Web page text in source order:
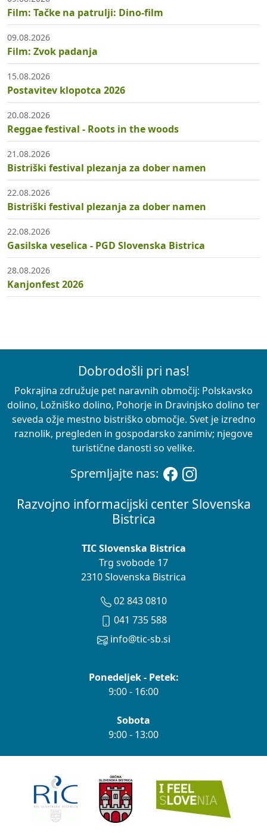
Film: Tačke na patrulji: Dino-film
09.08.2026
Film: Zvok padanja
15.08.2026
Postavitev klopotca 2026
20.08.2026
Reggae festival - Roots in the woods
21.08.2026
Bistriški festival plezanja za dober namen
22.08.2026
Bistriški festival plezanja za dober namen
22.08.2026
Gasilska veselica - PGD Slovenska Bistrica
28.08.2026
Kanjonfest 2026
Razvojno informacijski center Slovenska
Bistrica
TIC Slovenska Bistrica
Trg svobode 17
2310 Slovenska Bistrica
02 843 0810
041 735 588
info@tic-sb.si
Ponedeljek - Petek:
9:00 - 16:00
Sobota
9:00 - 13:00
Dobrodošli pri nas!
Pokrajina združuje pet naravnih območij: Polskavsko
dolino, Ložniško dolino, Pohorje in Dravinjsko dolino ter
seveda ožje mestno bistriško območje. Svet je izredno
raznolik, pregleden in gospodarsko zanimiv; njegove
turistične danosti so velike.
Spremljajte nas: